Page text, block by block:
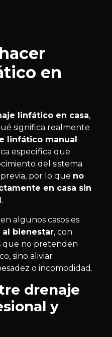
en
linfático en casa,
significa realmente
linfático manual
específica que
del sistema
por lo que no
en casa sin
.
algunos casos es
bienestar, con
que no pretenden
sino aliviar
o incomodidad.
drenaje
y